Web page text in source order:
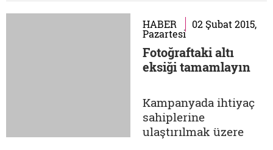
açıklamalarıyla darbe
şakşakçılarının
gözdesi olmayı
başarmıştı. Ülkenin
gerici-bölücü olarak
yaftalayan Batı
Çalışma Grubu'nun
belgeleri üzerinden...
HABER 02 Şubat 2015,
Pazartesi
Fotoğraftaki altı
eksiği tamamlayın
Kampanyada ihtiyaç
sahiplerine
ulaştırılmak üzere